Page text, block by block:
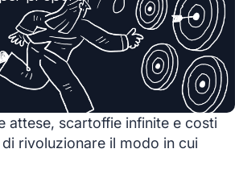
attese, scartoffie infinite e costi
rivoluzionare il modo in cui